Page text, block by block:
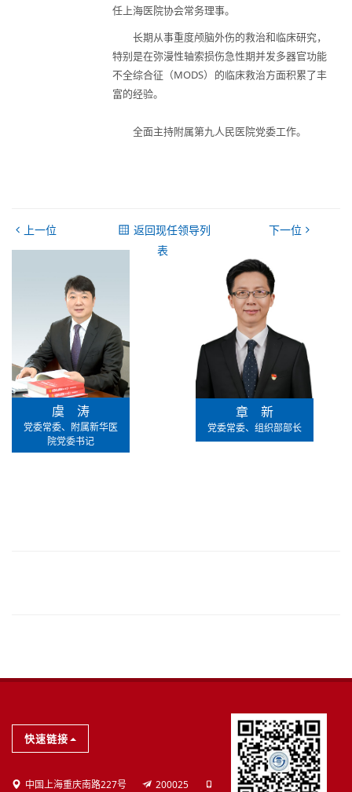
任上海医院协会常务理事。
长期从事重度颅脑外伤的救治和临床研究，
特别是在弥漫性轴索损伤急性期并发多器官功能
不全综合征（MODS）的临床救治方面积累了丰
富的经验。
全面主持附属第九人民医院党委工作。
上一位
虞 涛
党委常委、附属新华医
院党委书记
返回现任领导列
表
下一位
章 新
党委常委、组织部部长
学院简介
快速链接
中国上海重庆南路227号 200025